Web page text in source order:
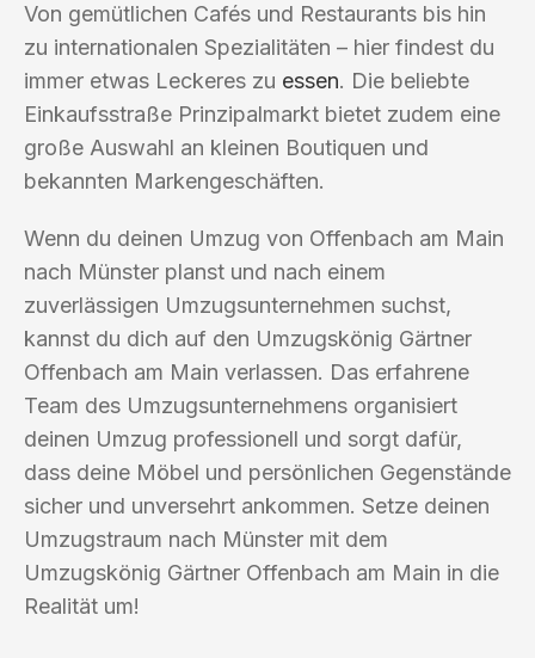
Von gemütlichen Cafés und Restaurants bis hin
zu internationalen Spezialitäten – hier findest du
immer etwas Leckeres zu essen. Die beliebte
Einkaufsstraße Prinzipalmarkt bietet zudem eine
große Auswahl an kleinen Boutiquen und
bekannten Markengeschäften.
Wenn du deinen Umzug von Offenbach am Main
nach Münster planst und nach einem
zuverlässigen Umzugsunternehmen suchst,
kannst du dich auf den Umzugskönig Gärtner
Offenbach am Main verlassen. Das erfahrene
Team des Umzugsunternehmens organisiert
deinen Umzug professionell und sorgt dafür,
dass deine Möbel und persönlichen Gegenstände
sicher und unversehrt ankommen. Setze deinen
Umzugstraum nach Münster mit dem
Umzugskönig Gärtner Offenbach am Main in die
Realität um!